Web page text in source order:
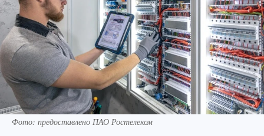
Фото: предоставлено ПАО Ростелеком